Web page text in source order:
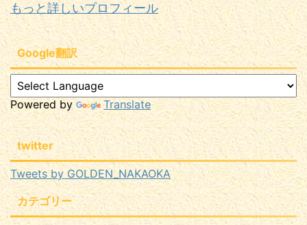
もっと詳しいプロフィール
Google翻訳
Powered by Translate
twitter
Tweets by GOLDEN_NAKAOKA
カテゴリー